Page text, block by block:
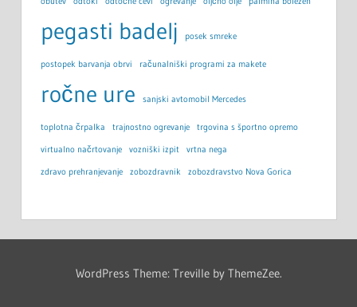
pegasti badelj posek smreke
postopek barvanja obrvi računalniški programi za makete
ročne ure sanjski avtomobil Mercedes
toplotna črpalka trajnostno ogrevanje trgovina s športno opremo
virtualno načrtovanje vozniški izpit vrtna nega
zdravo prehranjevanje zobozdravnik zobozdravstvo Nova Gorica
WordPress Theme: Treville by ThemeZee.